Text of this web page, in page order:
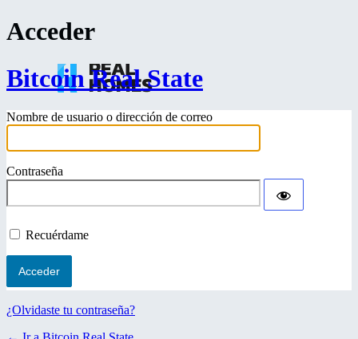
Acceder
Bitcoin Real State
Nombre de usuario o dirección de correo
Contraseña
Recuérdame
¿Olvidaste tu contraseña?